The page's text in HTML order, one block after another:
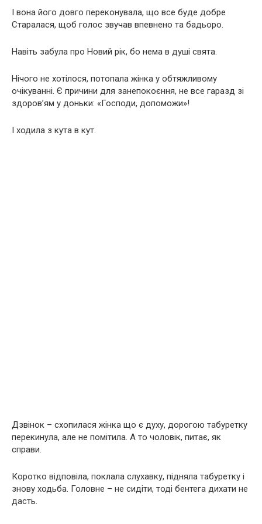
І вона його довго переконувала, що все буде добре
Старалася, щоб голос звучав впевнено та бадьоро.
Навіть забула про Новий рік, бо нема в душі свята.
Нічого не хотілося, потопала жінка у обтяжливому
очікуванні. Є причини для занепокоєння, не все гаразд зі
здоров’ям у доньки: «Господи, допоможи»!
І ходила з кута в кут.
Дзвінок – схопилася жінка що є духу, дорогою табуретку
перекинула, але не помітила. А то чоловік, питає, як
справи.
Коротко відповіла, поклала слухавку, підняла табуретку і
знову ходьба. Головне – не сидіти, тоді бентега дихати не
дасть.